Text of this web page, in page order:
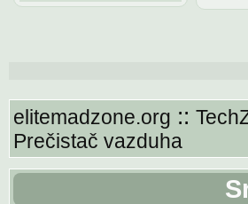
elitemadzone.org ::
Prečistač vazduha